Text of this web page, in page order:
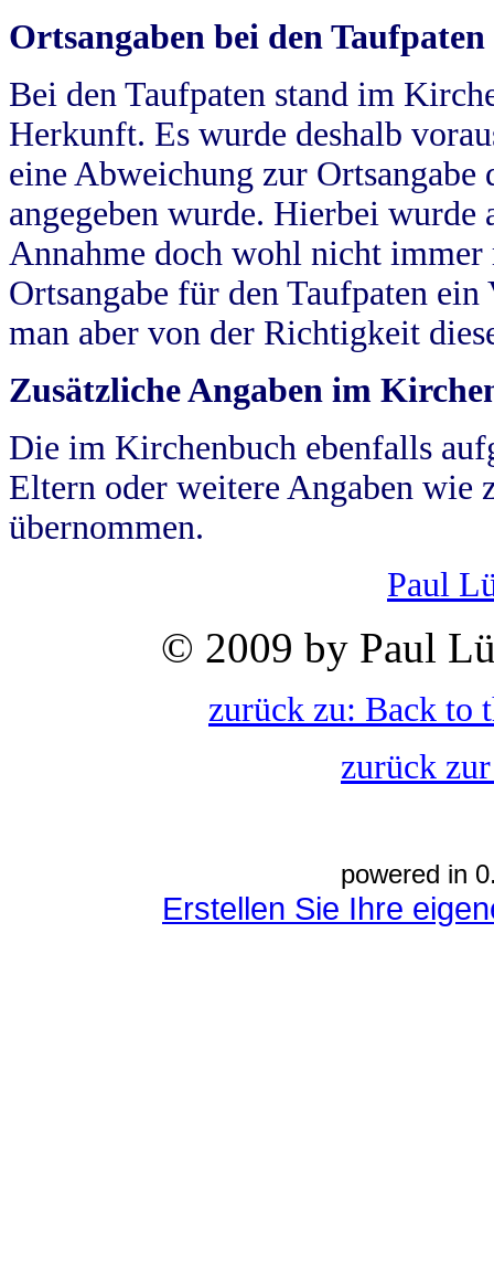
Ortsangaben bei den Taufpaten
Bei den Taufpaten stand im
Herkunft. Es wurde deshalb
eine Abweichung zur
angegeben wurde. Hierbei wurde
Annahme doch wohl nicht
Ortsangabe für den Taufpaten
man aber von der Richtigkeit
Zusätzliche Angaben im
Die im Kirchenbuch ebenfalls
Eltern oder weitere Angaben wie
übernommen.
Paul
© 2009 by Paul
zurück zu: Back to
zurück
powered in
Erstellen Sie Ihre